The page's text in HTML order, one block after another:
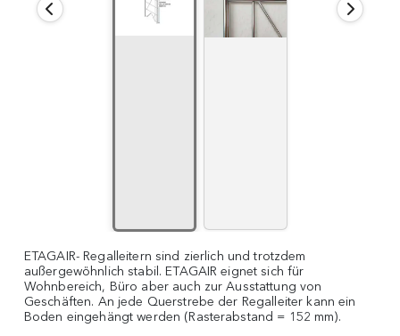
ETAGAIR- Regalleitern sind zierlich und trotzdem
außergewöhnlich stabil. ETAGAIR eignet sich für
Wohnbereich, Büro aber auch zur Ausstattung von
Geschäften. An jede Querstrebe der Regalleiter kann ein
Boden eingehängt werden (Rasterabstand = 152 mm).